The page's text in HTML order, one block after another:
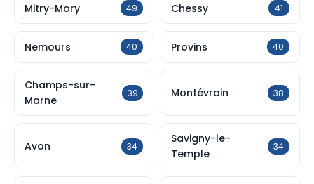
Mitry-Mory 49 Chessy 41
Nemours 40 Provins 40
Champs-sur-
Marne
39 Montévrain 38
Avon 34
Savigny-le-
Temple
34